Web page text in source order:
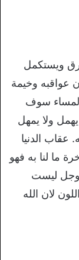
ويستكمل
عواقبه وخيمة
المساء سوف
ولا يمهل
عقاب الدنيا
ما لنا به فهو
ليست
لان الله